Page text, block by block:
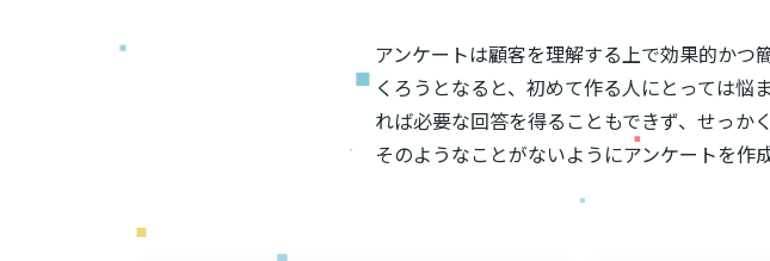
アンケートは顧客を理解する上で効果的かつ
くろうとなると、初めて作る人にとっては
れば必要な回答を得ることもできず、せっか
そのようなことがないようにアンケートを作